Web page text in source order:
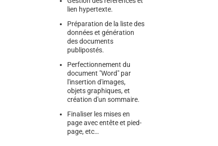
lien hypertexte.
Préparation de la liste des
données et génération
des documents
publipostés.
Perfectionnement du
document "Word" par
l'insertion d'images,
objets graphiques, et
création d'un sommaire.
Finaliser les mises en
page avec entête et pied-
page, etc…